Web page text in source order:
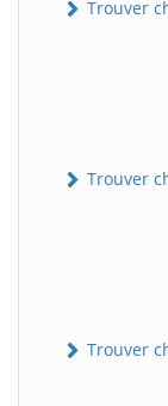
Trouver
Trouver
Trouver